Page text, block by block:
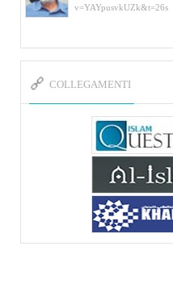
v=YAYpusvkUZk&t=26s
L’Abluzione rituale
e l’Imam Khomeini
della figlia di un
https://www.youtube.com/
v=-5nPSxbf9l0&t=103s
Sheykh Abbas Di
Soleimani e Abu
https://youtu.be/
dallo Sheykh Abbas Di
COLLEGAMENTI